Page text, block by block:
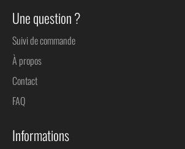
Une question ?
Suivi de commande
À propos
Contact
FAQ
Informations